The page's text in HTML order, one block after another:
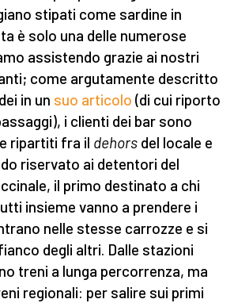
stipati come sardine in
è solo una delle numerose
assistendo grazie ai nostri
come argutamente descritto
in un suo articolo (di cui riporto
i clienti dei bar sono
ripartiti fra il dehors del locale e
riservato ai detentori del
il primo destinato a chi
insieme vanno a prendere i
nelle stesse carrozze e si
degli altri. Dalle stazioni
treni a lunga percorrenza, ma
regionali: per salire sui primi